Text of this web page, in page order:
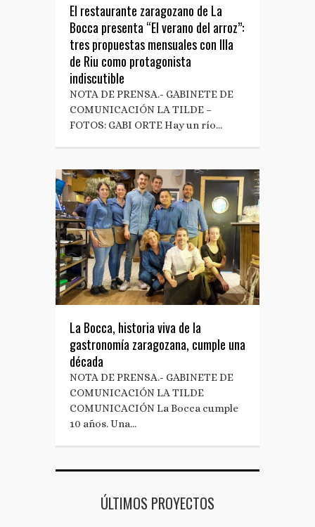
El restaurante zaragozano de La
Bocca presenta “El verano del arroz”:
tres propuestas mensuales con Illa
de Riu como protagonista
indiscutible
NOTA DE PRENSA.- GABINETE DE
COMUNICACIÓN LA TILDE –
FOTOS: GABI ORTE Hay un río…
La Bocca, historia viva de la
gastronomía zaragozana, cumple una
década
NOTA DE PRENSA.- GABINETE DE
COMUNICACIÓN LA TILDE
COMUNICACIÓN La Bocca cumple
10 años. Una…
ÚLTIMOS PROYECTOS